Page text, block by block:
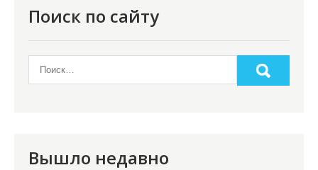
Поиск по сайту
Вышло недавно